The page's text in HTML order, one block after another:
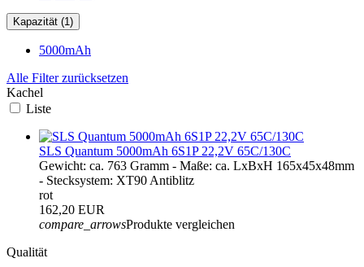
Kapazität (1)
5000mAh
Alle Filter zurücksetzen
Kachel
Liste
SLS Quantum 5000mAh 6S1P 22,2V 65C/130C
Gewicht: ca. 763 Gramm - Maße: ca. LxBxH 165x45x48mm
- Stecksystem: XT90 Antiblitz
rot
162,20 EUR
compare_arrowsProdukte vergleichen
Qualität